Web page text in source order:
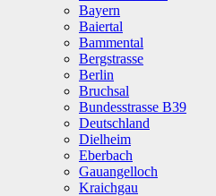
Bayern
Baiertal
Bammental
Bergstrasse
Berlin
Bruchsal
Bundesstrasse B39
Deutschland
Dielheim
Eberbach
Gauangelloch
Kraichgau